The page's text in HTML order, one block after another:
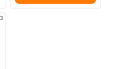
Winkelwagen